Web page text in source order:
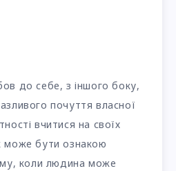
до себе, з іншого боку,
почуття власної
вчитися на своїх
може бути ознакою
коли людина може